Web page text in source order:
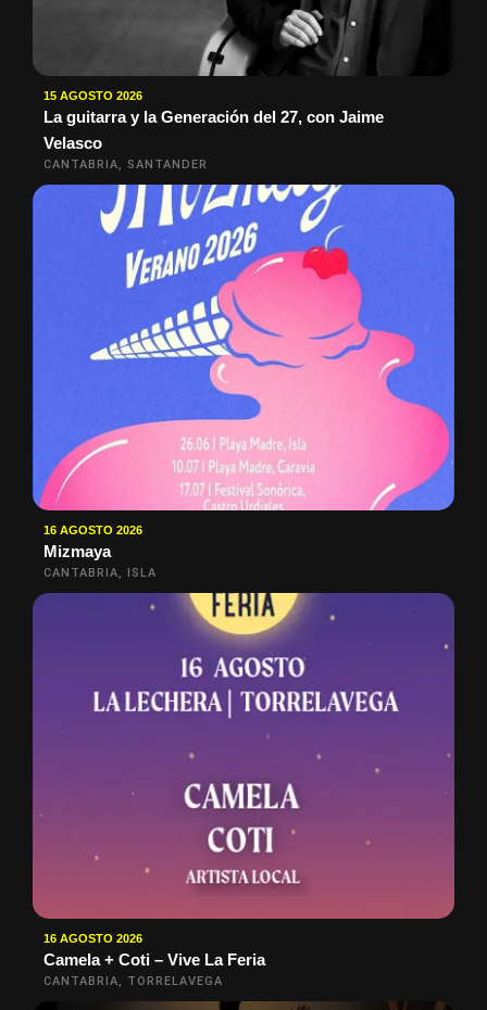
15 AGOSTO 2026
La guitarra y la Generación del 27, con Jaime
Velasco
CANTABRIA, SANTANDER
16 AGOSTO 2026
Mizmaya
CANTABRIA, ISLA
16 AGOSTO 2026
Camela + Coti – Vive La Feria
CANTABRIA, TORRELAVEGA